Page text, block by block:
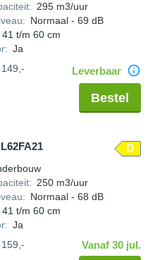
: 295 m3/uur
: Normaal - 69 dB
41 t/m 60 cm
: Ja
149,- Leverbaar
Bestel
D
: 250 m3/uur
: Normaal - 68 dB
41 t/m 60 cm
: Ja
159,- Vanaf 30 jul.